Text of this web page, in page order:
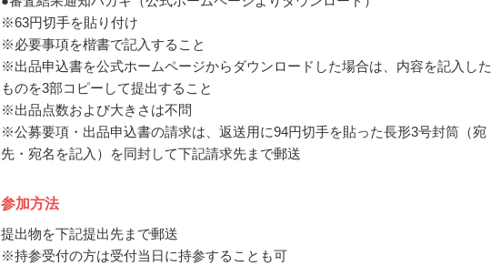
※63円切手を貼り付け
※必要事項を楷書で記入すること
※出品申込書を公式ホームページからダウンロードした場合は、内容を記入した
ものを3部コピーして提出すること
※出品点数および大きさは不問
※公募要項・出品申込書の請求は、返送用に94円切手を貼った長形3号封筒（宛
先・宛名を記入）を同封して下記請求先まで郵送
参加方法
提出物を下記提出先まで郵送
※持参受付の方は受付当日に持参することも可